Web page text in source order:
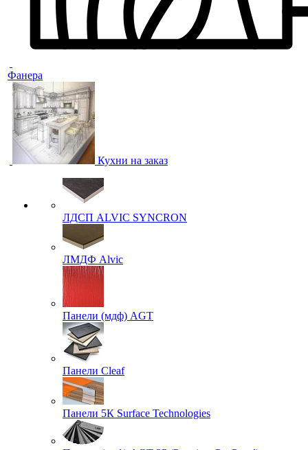
Фанера
Кухни на заказ
ЛДСП ALVIC SYNCRON
ЛМДФ Alvic
Панели (мдф) AGT
Панели Cleaf
Панели 5К Surface Technologies